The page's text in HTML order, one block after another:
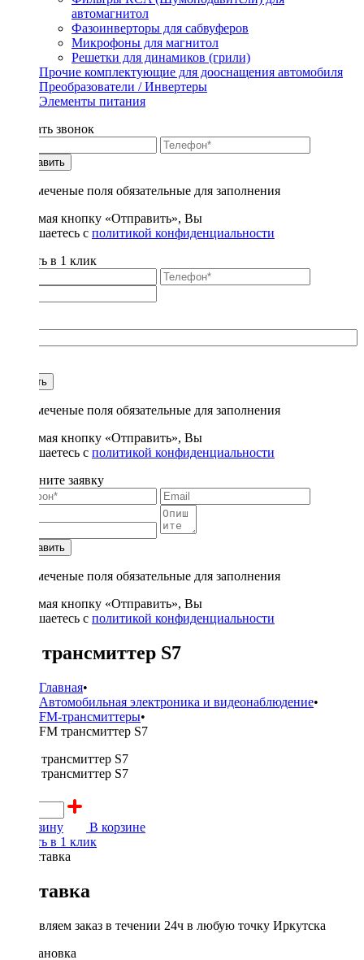
автомагнитол
Фазоинверторы для сабвуферов
Микрофоны для магнитол
Решетки для динамиков (грили)
Прочие комплектующие для дооснащения автомобиля
Преобразователи / Инвертеры
Элементы питания
Заказать звонок
Отправить
* - отмеченые поля обязательные для заполнения
Нажимая кнопку «Отправить», Вы
соглашаетесь с политикой конфиденциальности
Купить в 1 клик
Купить
* - отмеченые поля обязательные для заполнения
Нажимая кнопку «Отправить», Вы
соглашаетесь с политикой конфиденциальности
Заполните заявку
Отправить
* - отмеченые поля обязательные для заполнения
Нажимая кнопку «Отправить», Вы
соглашаетесь с политикой конфиденциальности
FM трансмиттер S7
Главная•
Автомобильная электроника и видеонаблюдение•
FM-трансмиттеры•
FM трансмиттер S7
В корзину
В корзине
Купить в 1 клик
Доставка
Доставляем заказ в течении 24ч в любую точку Иркутска